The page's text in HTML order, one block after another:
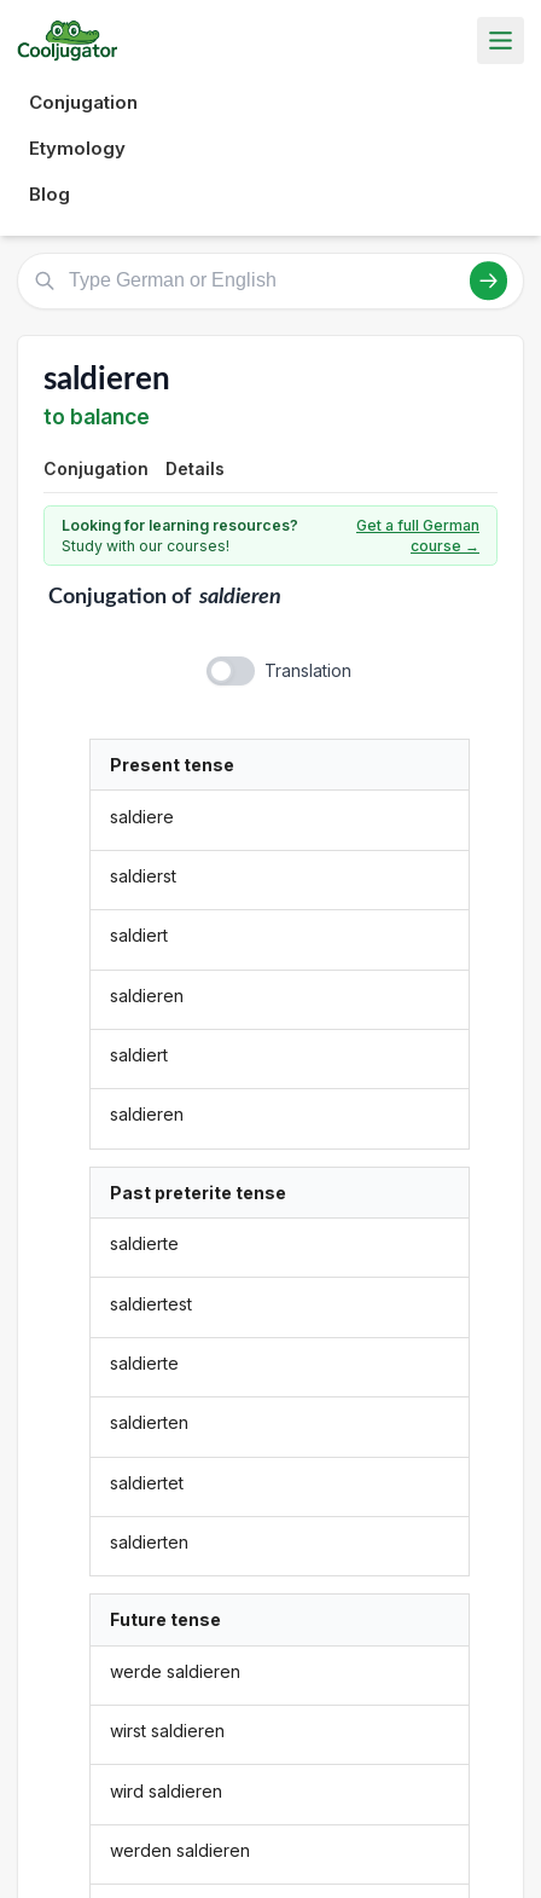
Conjugation
Etymology
Blog
saldieren
to balance
Conjugation Details
Looking for learning resources?
Study with our courses!
Get a full German
course →
Conjugationof saldieren
Translation
Present tense
saldiere
saldierst
saldiert
saldieren
saldiert
saldieren
Past preterite tense
saldierte
saldiertest
saldierte
saldierten
saldiertet
saldierten
Future tense
werde saldieren
wirst saldieren
wird saldieren
werden saldieren